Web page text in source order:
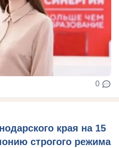
0
края на 15
строгого режима